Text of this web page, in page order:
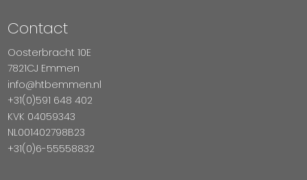
Contact
Oosterbracht 10E
7821CJ Emmen
info@htbemmen.nl
+31(0)591 648 402
KVK 04059343
NL001402798B23
+31(0)6-55558832